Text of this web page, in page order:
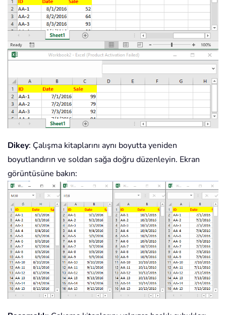
Dikey: Çalışma kitaplarını aynı boyutta yeniden
boyutlandırın ve soldan sağa doğru düzenleyin. Ekran
görüntüsüne bakın: